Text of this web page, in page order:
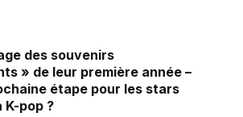
des souvenirs
» de leur première année –
étape pour les stars
K-pop ?